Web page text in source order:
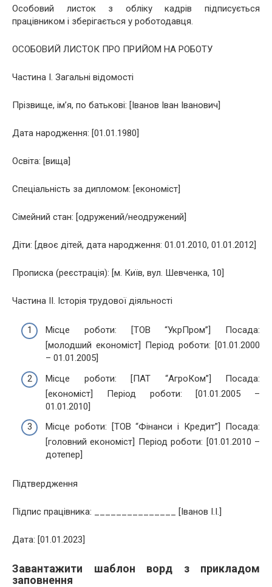
Особовий листок з обліку кадрів підписується
працівником і зберігається у роботодавця.
ОСОБОВИЙ ЛИСТОК ПРО ПРИЙОМ НА РОБОТУ
Частина I. Загальні відомості
Прізвище, ім’я, по батькові: [Іванов Іван Іванович]
Дата народження: [01.01.1980]
Освіта: [вища]
Спеціальність за дипломом: [економіст]
Сімейний стан: [одружений/неодружений]
Діти: [двоє дітей, дата народження: 01.01.2010, 01.01.2012]
Прописка (реєстрація): [м. Київ, вул. Шевченка, 10]
Частина II. Історія трудової діяльності
Місце роботи: [ТОВ “УкрПром”] Посада:
[молодший економіст] Період роботи: [01.01.2000
– 01.01.2005]
Місце роботи: [ПАТ “АгроКом”] Посада:
[економіст] Період роботи: [01.01.2005 –
01.01.2010]
Місце роботи: [ТОВ “Фінанси і Кредит”] Посада:
[головний економіст] Період роботи: [01.01.2010 –
дотепер]
Підтвердження
Підпис працівника: _______________ [Іванов І.І.]
Дата: [01.01.2023]
Завантажити шаблон ворд з прикладом
заповнення